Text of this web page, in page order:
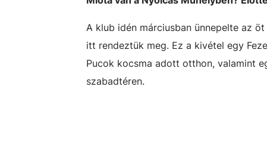
A klub idén márciusban ünnepelte az
itt rendeztük meg. Ez a kivétel egy
Pucok kocsma adott otthon, valamint
szabadtéren.